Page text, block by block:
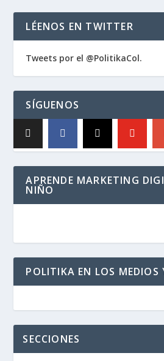
LÉENOS EN TWITTER
Tweets por el @PolitikaCol.
SÍGUENOS
APRENDE MARKETING
NIÑO
POLITIKA EN LOS MEDIOS
SECCIONES